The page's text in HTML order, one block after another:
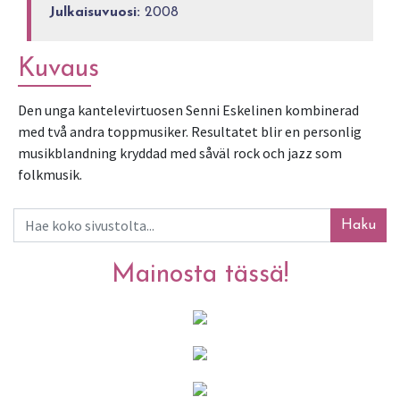
Julkaisuvuosi: 2008
Kuvaus
Den unga kantelevirtuosen Senni Eskelinen kombinerad
med två andra toppmusiker. Resultatet blir en personlig
musikblandning kryddad med såväl rock och jazz som
folkmusik.
Haku
Mainosta tässä!